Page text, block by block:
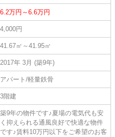
6.2万円～6.6万円
4,000円
41.67㎡～41.95㎡
2017年 3月 (築9年)
アパート/軽量鉄骨
3階建
築9年の物件です♪夏場の電気代も安
く抑えられる通風良好で快適な物件
です♪賃料10万円以下をご希望のお客